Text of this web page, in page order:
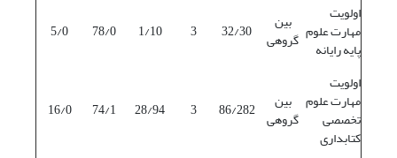
اولویت
مهارت علوم
پایه رایانه
بین
گروهی 32/30
3
1/10
78/0
5/0
اولویت
مهارت علوم
تخصصی
کتابداری
بین
گروهی 86/282
3
28/94
74/1
16/0